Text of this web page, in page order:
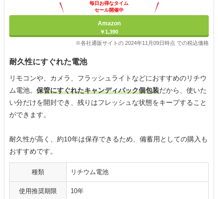
毎日お得なタイム
セール開催中
Amazon
￥1,390
※各社通販サイトの 2024年11月09日時点 での税込価格
耐久性にすぐれた電池
リモコンや、カメラ、フラッシュライトなどにおすすめのリチウ
ム電池。 保管にすぐれたキャンディパック個包装だから、使いた
い分だけを開封でき、残りはフレッシュな状態をキープすること
ができます。
耐久性が高く、約10年は保存できるため、備蓄用としての購入も
おすすめです。
種類 リチウム電池
使用推奨期限 10年